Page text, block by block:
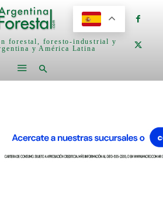
forestal, foresto-industrial y
y América Latina